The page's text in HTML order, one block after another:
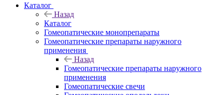
Каталог
Назад
Каталог
Гомеопатические монопрепараты
Гомеопатические препараты наружного
применения
Назад
Гомеопатические препараты наружного
применения
Гомеопатические свечи